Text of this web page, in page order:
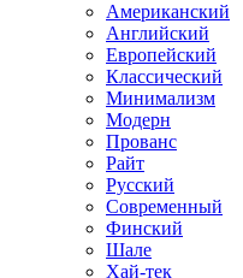
Американский
Английский
Европейский
Классический
Минимализм
Модерн
Прованс
Райт
Русский
Современный
Финский
Шале
Хай-тек